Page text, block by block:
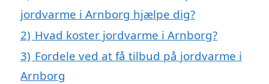
jordvarme i Arnborg hjælpe dig?
2) Hvad koster jordvarme i Arnborg?
3) Fordele ved at få tilbud på jordvarme i
Arnborg